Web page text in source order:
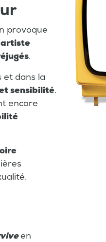
provoque
artiste
.
et dans la
sensibilité.
encore
en